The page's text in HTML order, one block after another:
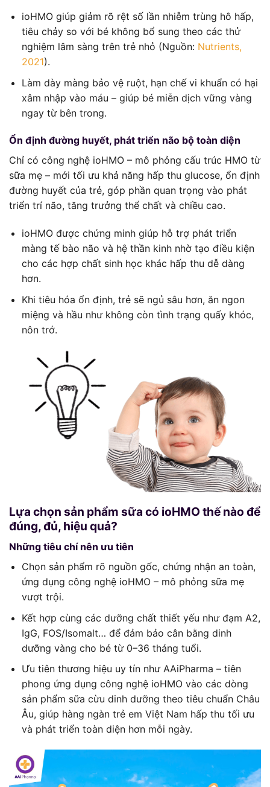
ioHMO giúp giảm rõ rệt số lần nhiễm trùng hô hấp,
tiêu chảy so với bé không bổ sung theo các thử
nghiệm lâm sàng trên trẻ nhỏ (Nguồn: Nutrients,
2021).
Làm dày màng bảo vệ ruột, hạn chế vi khuẩn có hại
xâm nhập vào máu – giúp bé miễn dịch vững vàng
ngay từ bên trong.
Ổn định đường huyết, phát triển não bộ toàn diện
Chỉ có công nghệ ioHMO – mô phỏng cấu trúc HMO từ
sữa mẹ – mới tối ưu khả năng hấp thu glucose, ổn định
đường huyết của trẻ, góp phần quan trọng vào phát
triển trí não, tăng trưởng thể chất và chiều cao.
ioHMO được chứng minh giúp hỗ trợ phát triển
màng tế bào não và hệ thần kinh nhờ tạo điều kiện
cho các hợp chất sinh học khác hấp thu dễ dàng
hơn.
Khi tiêu hóa ổn định, trẻ sẽ ngủ sâu hơn, ăn ngon
miệng và hầu như không còn tình trạng quấy khóc,
nôn trớ.
Lựa chọn sản phẩm sữa có ioHMO thế nào để
đúng, đủ, hiệu quả?
Những tiêu chí nên ưu tiên
Chọn sản phẩm rõ nguồn gốc, chứng nhận an toàn,
ứng dụng công nghệ ioHMO – mô phỏng sữa mẹ
vượt trội.
Kết hợp cùng các dưỡng chất thiết yếu như đạm A2,
IgG, FOS/Isomalt… để đảm bảo cân bằng dinh
dưỡng vàng cho bé từ 0–36 tháng tuổi.
Ưu tiên thương hiệu uy tín như AAiPharma – tiên
phong ứng dụng công nghệ ioHMO vào các dòng
sản phẩm sữa cừu dinh dưỡng theo tiêu chuẩn Châu
Âu, giúp hàng ngàn trẻ em Việt Nam hấp thu tối ưu
và phát triển toàn diện hơn mỗi ngày.